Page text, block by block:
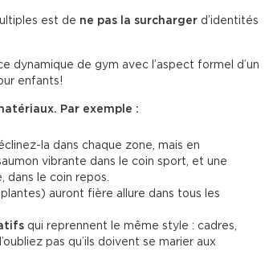
est de ne pas la surcharger d’identités
dynamique de gym avec l’aspect formel d’un
enfants!
Par exemple :
la dans chaque zone, mais en
vibrante dans le coin sport, et une
dans le coin repos.
auront fière allure dans tous les
qui reprennent le même style : cadres,
pas qu’ils doivent se marier aux